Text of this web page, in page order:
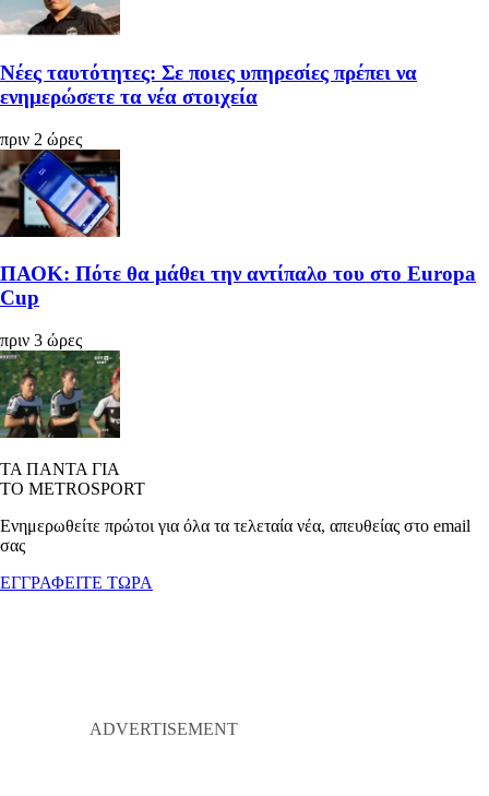
Νέες ταυτότητες: Σε ποιες υπηρεσίες πρέπει να
ενημερώσετε τα νέα στοιχεία
πριν 2 ώρες
ΠΑΟΚ: Πότε θα μάθει την αντίπαλο του στο Europa
Cup
πριν 3 ώρες
ΤΑ ΠΑΝΤΑ ΓΙΑ
ΤΟ METROSPORT
Ενημερωθείτε πρώτοι για όλα τα τελεταία νέα, απευθείας στο email
σας
ΕΓΓΡΑΦΕΙΤΕ ΤΩΡΑ